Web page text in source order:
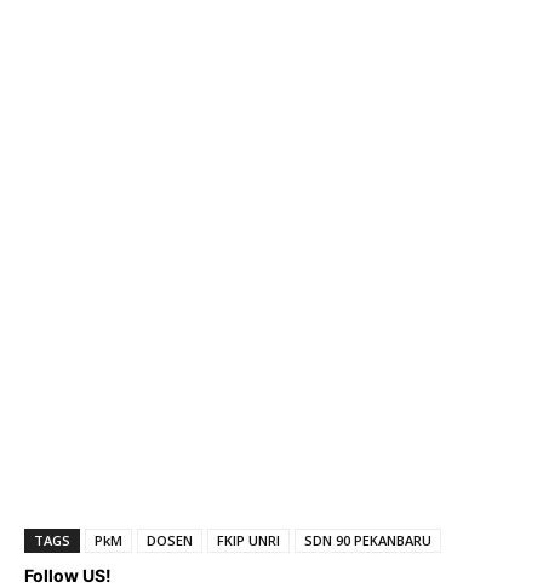
TAGS PkM DOSEN FKIP UNRI SDN 90 PEKANBARU
Follow US!